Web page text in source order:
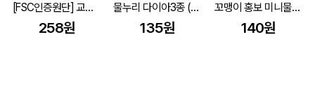
[FSC인증원단] 교회전도 3종 생분해 물티슈 (10매/15매/20매)
258원
물누리 다이아3종 (무광) 물티슈 10매/15매/20매
135원
꼬맹이 홍보 미니물티슈 10매
140원